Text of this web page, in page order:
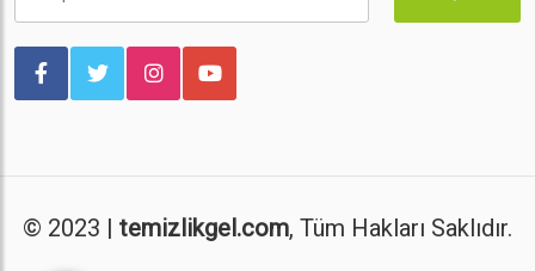
© 2023 | temizlikgel.com, Tüm Hakları Saklıdır.